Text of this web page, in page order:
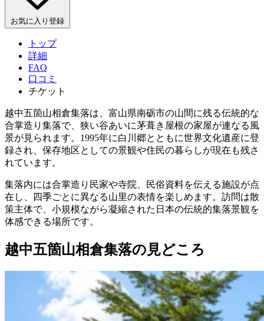
お気に入り登録
トップ
詳細
FAQ
口コミ
チケット
越中五箇山相倉集落は、富山県南砺市の山間に残る伝統的な
合掌造り集落で、狭い谷あいに茅葺き屋根の家屋が連なる風
景が見られます。1995年に白川郷とともに世界文化遺産に登
録され、保存地区としての景観や住民の暮らしが現在も残さ
れています。
集落内には合掌造り民家や寺院、民俗資料を伝える施設が点
在し、四季ごとに異なる山里の表情を楽しめます。訪問は散
策主体で、小規模ながら凝縮された日本の伝統的集落景観を
体感できる場所です。
越中五箇山相倉集落の見どころ